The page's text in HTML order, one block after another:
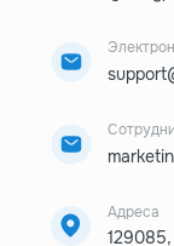
Адреса